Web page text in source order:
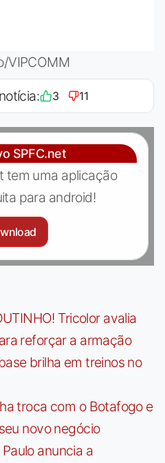
VIPCOMM
3 11
SPFC.net
tem uma aplicação
para android!
Tricolor avalia
reforçar a armação
brilha em treinos no
troca com o Botafogo e
novo negócio
Paulo anuncia a